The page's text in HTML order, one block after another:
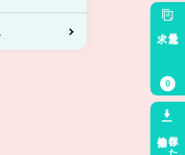
最近見た
0
保存した